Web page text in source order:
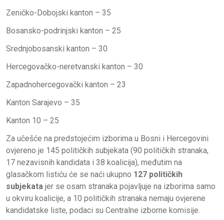
Zeničko-Dobojski kanton – 35
Bosansko-podrinjski kanton – 25
Srednjobosanski kanton – 30
Hercegovačko-neretvanski kanton – 30
Zapadnohercegovački kanton – 23
Kanton Sarajevo – 35
Kanton 10 – 25
Za učešće na predstojećim izborima u Bosni i Hercegovini
ovjereno je 145 političkih subjekata (90 političkih stranaka,
17 nezavisnih kandidata i 38 koalicija), međutim na
glasačkom listiću će se naći ukupno 127 političkih
subjekata jer se osam stranaka pojavljuje na izborima samo
u okviru koalicije, a 10 političkih stranaka nemaju ovjerene
kandidatske liste, podaci su Centralne izborne komisije.